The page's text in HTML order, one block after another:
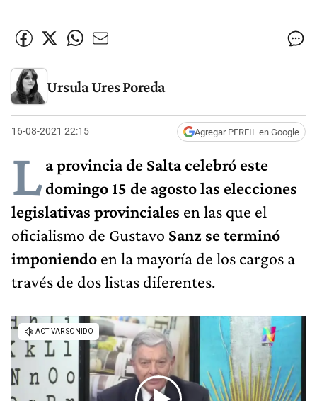
Ursula Ures Poreda
16-08-2021 22:15 Agregar PERFIL en Google
La provincia de Salta celebró este
domingo 15 de agosto las elecciones
legislativas provinciales en las que el
oficialismo de Gustavo Sanz se terminó
imponiendo en la mayoría de los cargos a
través de dos listas diferentes.